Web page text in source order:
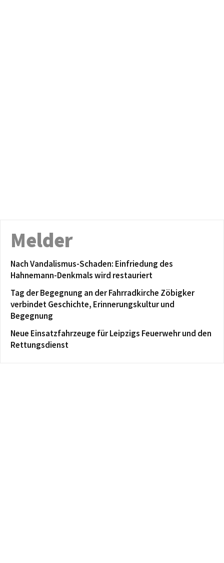
Melder
Nach Vandalismus-Schaden: Einfriedung des
Hahnemann-Denkmals wird restauriert
Tag der Begegnung an der Fahrradkirche Zöbigker
verbindet Geschichte, Erinnerungskultur und
Begegnung
Neue Einsatzfahrzeuge für Leipzigs Feuerwehr und den
Rettungsdienst